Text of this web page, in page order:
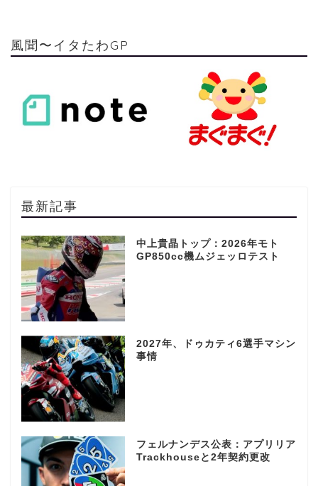
風聞〜イタたわGP
最新記事
中上貴晶トップ：2026年モト
GP850cc機ムジェッロテスト
2027年、ドゥカティ6選手マシン
事情
フェルナンデス公表：アプリリア
Trackhouseと2年契約更改